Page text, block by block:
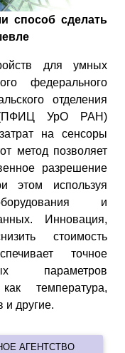
способ сделать
для умных
федерального
отделения
(ПФИЦ УрО РАН)
на сенсоры
метод позволяет
разрешение
этом используя
и
Инновация,
стоимость
точное
параметров
температура,
и другие.
АГЕНТСТВО